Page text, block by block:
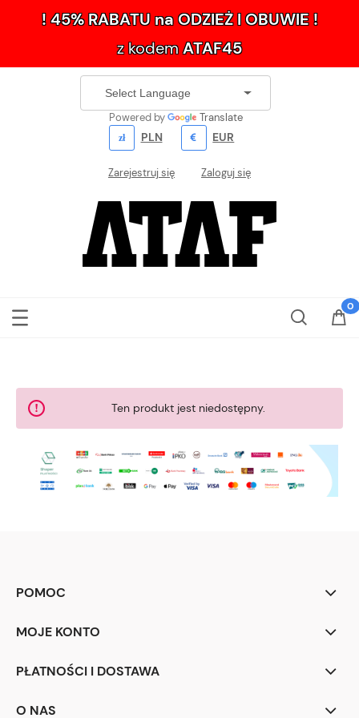
! 45% RABATU na ODZIEŻ I OBUWIE !
z kodemATAF45
Powered by Translate
PLN EUR
Zarejestruj się Zaloguj się
Ten produkt jest niedostępny.
POMOC
MOJE KONTO
PŁATNOŚCI I DOSTAWA
O NAS